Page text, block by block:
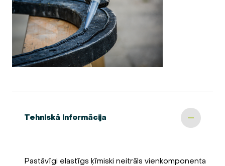
Tehniskā informācija
Pastāvīgi elastīgs ķīmiski neitrāls vienkomponenta